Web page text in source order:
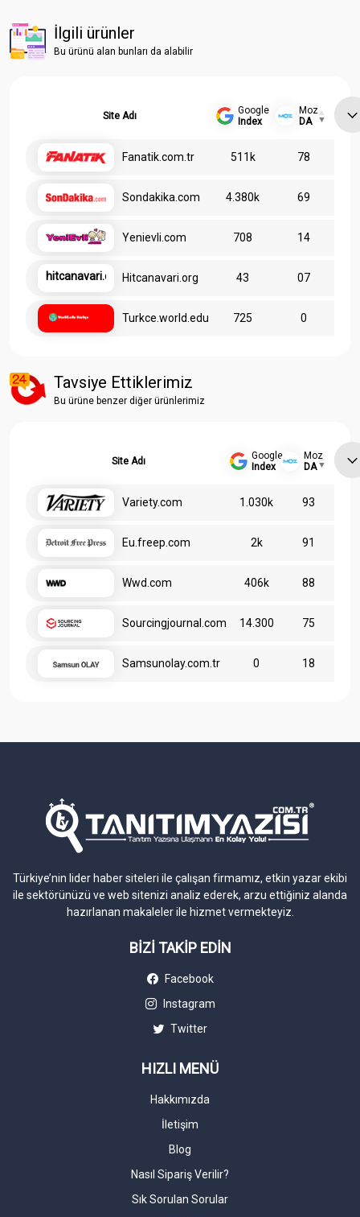
İlgili ürünler
Bu ürünü alan bunları da alabilir
Site Adı
Google
Index
Moz
DA
Fanatik.com.tr 511k 78
Sondakika.com 4.380k 69
Yenievli.com 708 14
hitcanavari.org Hitcanavari.org 43 07
Turkce.world.edu 725 0
Tavsiye Ettiklerimiz
Bu ürüne benzer diğer ürünlerimiz
Site Adı
Google
Index
Moz
DA
Variety.com 1.030k 93
Eu.freep.com 2k 91
Wwd.com 406k 88
Sourcingjournal.com 14.300 75
Samsunolay.com.tr 0 18
Türkiye’nin lider haber siteleri ile çalışan firmamız, etkin yazar ekibi
ile sektörünüzü ve web sitenizi analiz ederek, arzu ettiğiniz alanda
hazırlanan makaleler ile hizmet vermekteyiz.
BİZİ TAKİP EDİN
Facebook
Instagram
Twitter
HIZLI MENÜ
Hakkımızda
İletişim
Blog
Nasıl Sipariş Verilir?
Sık Sorulan Sorular